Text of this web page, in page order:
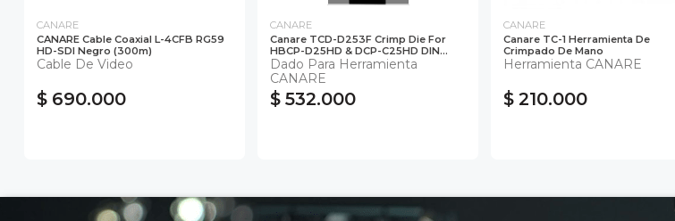
CANARE
CANARE Cable Coaxial L-4CFB RG59
HD-SDI Negro (300m)
Cable De Video
$ 690.000
CANARE
Canare TCD-D253F Crimp Die For
HBCP-D25HD & DCP-C25HD DIN...
Dado Para Herramienta
CANARE
$ 532.000
CANARE
Canare TC-1 Herramienta De
Crimpado De Mano
Herramienta CANARE
$ 210.000